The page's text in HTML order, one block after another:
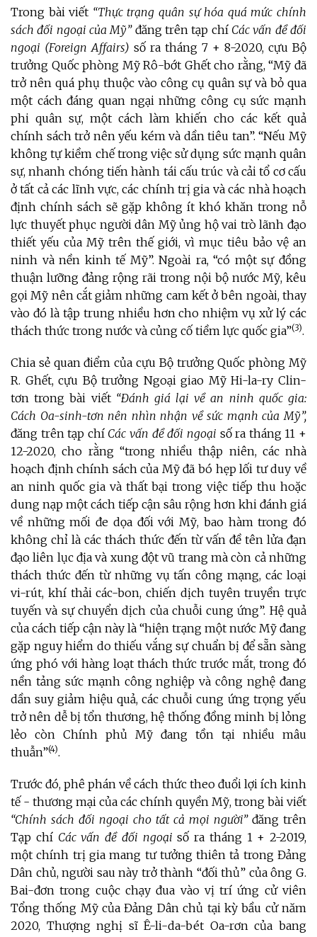
Trong bài viết “Thực trạng quân sự hóa quá mức chính
sách đối ngoại của Mỹ” đăng trên tạp chí Các vấn đề đối
ngoại (Foreign Affairs) số ra tháng 7 + 8-2020, cựu Bộ
trưởng Quốc phòng Mỹ Rô-bớt Ghết cho rằng, “Mỹ đã
trở nên quá phụ thuộc vào công cụ quân sự và bỏ qua
một cách đáng quan ngại những công cụ sức mạnh
phi quân sự, một cách làm khiến cho các kết quả
chính sách trở nên yếu kém và dần tiêu tan”. “Nếu Mỹ
không tự kiềm chế trong việc sử dụng sức mạnh quân
sự, nhanh chóng tiến hành tái cấu trúc và cải tổ cơ cấu
ở tất cả các lĩnh vực, các chính trị gia và các nhà hoạch
định chính sách sẽ gặp không ít khó khăn trong nỗ
lực thuyết phục người dân Mỹ ủng hộ vai trò lãnh đạo
thiết yếu của Mỹ trên thế giới, vì mục tiêu bảo vệ an
ninh và nền kinh tế Mỹ”. Ngoài ra, “có một sự đồng
thuận lưỡng đảng rộng rãi trong nội bộ nước Mỹ, kêu
gọi Mỹ nên cắt giảm những cam kết ở bên ngoài, thay
vào đó là tập trung nhiều hơn cho nhiệm vụ xử lý các
thách thức trong nước và củng cố tiềm lực quốc gia”(3).
Chia sẻ quan điểm của cựu Bộ trưởng Quốc phòng Mỹ
R. Ghết, cựu Bộ trưởng Ngoại giao Mỹ Hi-la-ry Clin-
tơn trong bài viết “Đánh giá lại về an ninh quốc gia:
Cách Oa-sinh-tơn nên nhìn nhận về sức mạnh của Mỹ”,
đăng trên tạp chí Các vấn đề đối ngoại số ra tháng 11 +
12-2020, cho rằng “trong nhiều thập niên, các nhà
hoạch định chính sách của Mỹ đã bó hẹp lối tư duy về
an ninh quốc gia và thất bại trong việc tiếp thu hoặc
dung nạp một cách tiếp cận sâu rộng hơn khi đánh giá
về những mối đe dọa đối với Mỹ, bao hàm trong đó
không chỉ là các thách thức đến từ vấn đề tên lửa đạn
đạo liên lục địa và xung đột vũ trang mà còn cả những
thách thức đến từ những vụ tấn công mạng, các loại
vi-rút, khí thải các-bon, chiến dịch tuyên truyền trực
tuyến và sự chuyển dịch của chuỗi cung ứng”. Hệ quả
của cách tiếp cận này là “hiện trạng một nước Mỹ đang
gặp nguy hiểm do thiếu vắng sự chuẩn bị để sẵn sàng
ứng phó với hàng loạt thách thức trước mắt, trong đó
nền tảng sức mạnh công nghiệp và công nghệ đang
dần suy giảm hiệu quả, các chuỗi cung ứng trọng yếu
trở nên dễ bị tổn thương, hệ thống đồng minh bị lỏng
lẻo còn Chính phủ Mỹ đang tồn tại nhiều mâu
thuẫn”(4).
Trước đó, phê phán về cách thức theo đuổi lợi ích kinh
tế - thương mại của các chính quyền Mỹ, trong bài viết
“Chính sách đối ngoại cho tất cả mọi người”đăng trên
Tạp chí Các vấn đề đối ngoại số ra tháng 1 + 2-2019,
một chính trị gia mang tư tưởng thiên tả trong Đảng
Dân chủ, người sau này trở thành “đối thủ” của ông G.
Bai-đơn trong cuộc chạy đua vào vị trí ứng cử viên
Tổng thống Mỹ của Đảng Dân chủ tại kỳ bầu cử năm
2020, Thượng nghị sĩ Ê-li-da-bét Oa-rơn của bang